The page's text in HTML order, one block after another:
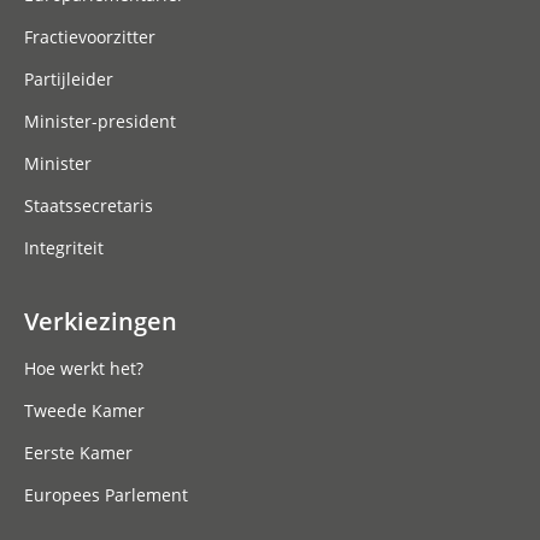
Fractievoorzitter
Partijleider
Minister-president
Minister
Staatssecretaris
Integriteit
Verkiezingen
Hoe werkt het?
Tweede Kamer
Eerste Kamer
Europees Parlement